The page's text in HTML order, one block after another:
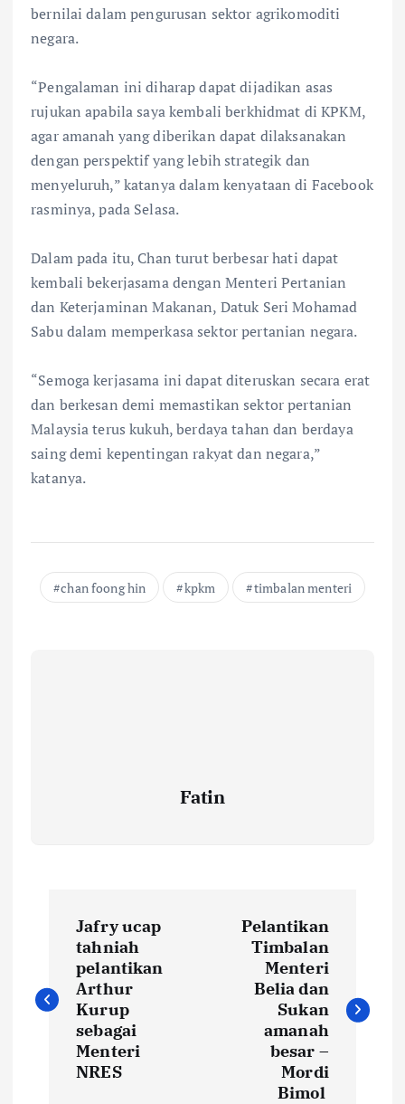
bernilai dalam pengurusan sektor agrikomoditi
negara.
“Pengalaman ini diharap dapat dijadikan asas
rujukan apabila saya kembali berkhidmat di KPKM,
agar amanah yang diberikan dapat dilaksanakan
dengan perspektif yang lebih strategik dan
menyeluruh,” katanya dalam kenyataan di Facebook
rasminya, pada Selasa.
Dalam pada itu, Chan turut berbesar hati dapat
kembali bekerjasama dengan Menteri Pertanian
dan Keterjaminan Makanan, Datuk Seri Mohamad
Sabu dalam memperkasa sektor pertanian negara.
“Semoga kerjasama ini dapat diteruskan secara erat
dan berkesan demi memastikan sektor pertanian
Malaysia terus kukuh, berdaya tahan dan berdaya
saing demi kepentingan rakyat dan negara,”
katanya.
chan foong hin kpkm timbalan menteri
Fatin
s
Jafry ucap
tahniah
pelantikan
Arthur
Kurup
sebagai
Menteri
NRES
Pelantikan
Timbalan
Menteri
Belia dan
Sukan
amanah
besar –
Mordi
Bimol